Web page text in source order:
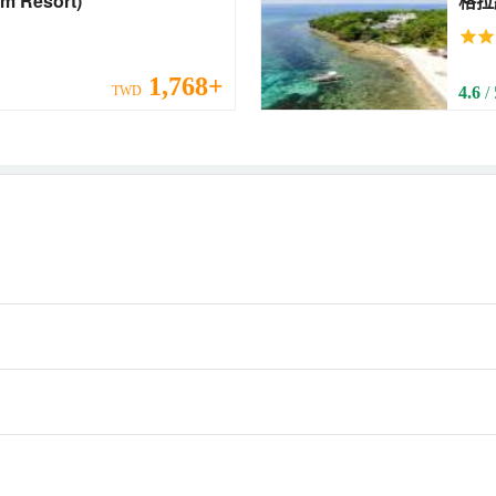
TWD 1,768+ 4.6/